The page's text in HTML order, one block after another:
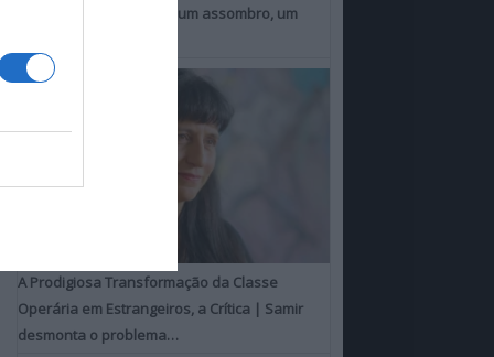
Chalfant é um espanto, um assombro, um
A Prodigiosa Transformação da Classe
Operária em Estrangeiros, a Crítica | Samir
desmonta o problema…